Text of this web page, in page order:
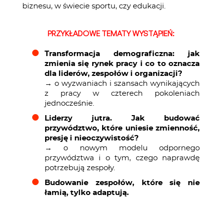
biznesu, w świecie sportu, czy edukacji.
PRZYKŁADOWE TEMATY WYSTĄPIEŃ:
Transformacja demograficzna: jak
zmienia się rynek pracy i co to oznacza
dla liderów, zespołów i organizacji?
→ o wyzwaniach i szansach wynikających
z pracy w czterech pokoleniach
jednocześnie.
Liderzy jutra. Jak budować
przywództwo, które uniesie zmienność,
presję i nieoczywistość?
→ o nowym modelu odpornego
przywództwa i o tym, czego naprawdę
potrzebują zespoły.
Budowanie zespołów, które się nie
łamią, tylko adaptują.